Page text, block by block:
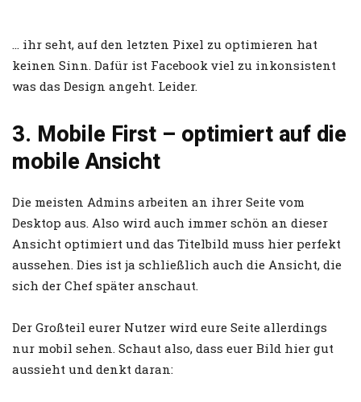
… ihr seht, auf den letzten Pixel zu optimieren hat
keinen Sinn. Dafür ist Facebook viel zu inkonsistent
was das Design angeht. Leider.
3. Mobile First – optimiert auf die
mobile Ansicht
Die meisten Admins arbeiten an ihrer Seite vom
Desktop aus. Also wird auch immer schön an dieser
Ansicht optimiert und das Titelbild muss hier perfekt
aussehen. Dies ist ja schließlich auch die Ansicht, die
sich der Chef später anschaut.
Der Großteil eurer Nutzer wird eure Seite allerdings
nur mobil sehen. Schaut also, dass euer Bild hier gut
aussieht und denkt daran: